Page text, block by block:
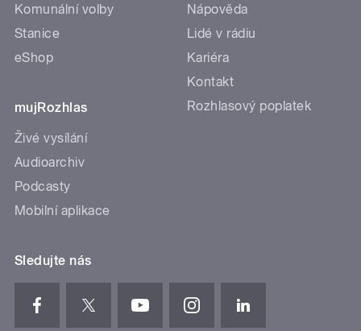
Komunální volby
Stanice
eShop
mujRozhlas
Živé vysílání
Audioarchiv
Podcasty
Mobilní aplikace
Nápověda
Lidé v rádiu
Kariéra
Kontakt
Rozhlasový poplatek
Sledujte nás